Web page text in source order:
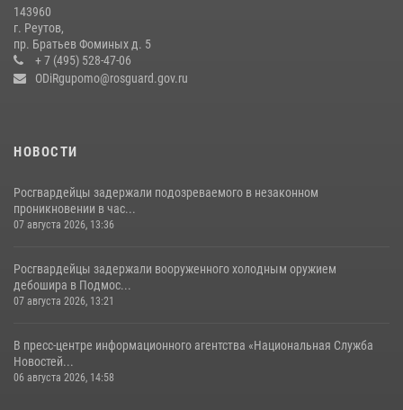
Росгвардейцы открыли свои двери для школьников в Подмосковье
18 июля 2026, 07:03
143960
г. Реутов,
пр. Братьев Фоминых д. 5
+ 7 (495) 528-47-06
ODiRgupomo@rosguard.gov.ru
НОВОСТИ
Росгвардейцы задержали подозреваемого в незаконном
проникновении в час...
07 августа 2026, 13:36
Росгвардейцы задержали вооруженного холодным оружием
дебошира в Подмос...
07 августа 2026, 13:21
В пресс-центре информационного агентства «Национальная Служба
Новостей...
06 августа 2026, 14:58